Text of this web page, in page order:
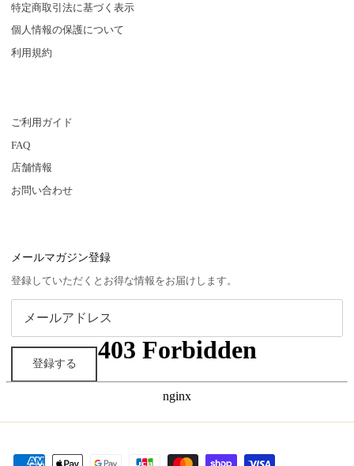
特定商取引法に基づく表示
個人情報の保護について
利用規約
ご利用ガイド
FAQ
店舗情報
お問い合わせ
メールマガジン登録
登録していただくとお得な情報をお届けします。
登録する